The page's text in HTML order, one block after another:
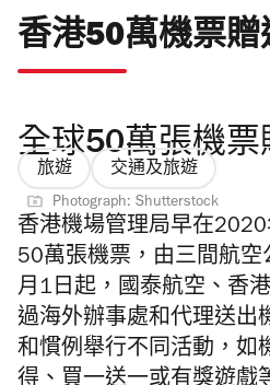
香港50萬機票贈
全球50萬張機票
旅遊 交通及旅遊
Photograph: Shutterstock
香港機場管理局早在
50萬張機票，由三間航空
月1日起，國泰航空、香
過海外辦事處和代理送出
和慣例舉行不同活動，如